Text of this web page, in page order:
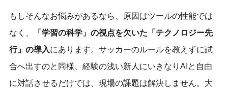
もしそんなお悩みがあるなら、原因はツールの性能では
なく、
「学習の科学」の視点を欠いた「テクノロジー先
行」の導入にあります。サッカーのルールを教えずに試
合へ出すのと同様、経験の浅い新人にいきなりAIと自由
に対話させるだけでは、現場の課題は解決しません。大